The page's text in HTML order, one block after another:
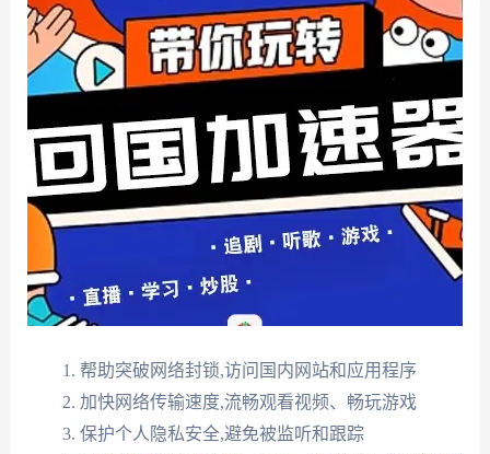
帮助突破网络封锁,访问国内网站和应用程序
加快网络传输速度,流畅观看视频、畅玩游戏
保护个人隐私安全,避免被监听和跟踪